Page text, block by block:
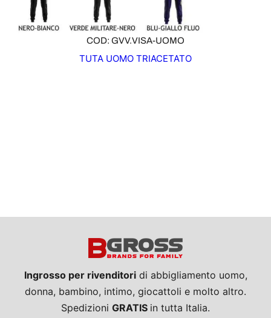
COD: GVV.VISA-UOMO
TUTA UOMO TRIACETATO
Ingrosso per rivenditoridi abbigliamento uomo,
donna, bambino, intimo, giocattoli e molto altro.
Spedizioni GRATIS in tutta Italia.